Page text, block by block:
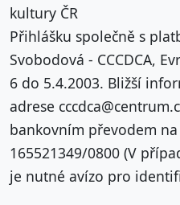
kultury ČR
Přihlášku společně s
Svobodová - CCCDCA,
6 do 5.4.2003. Bližší
adrese
bankovním převodem na
165521349/0800 (V
je nutné avízo pro